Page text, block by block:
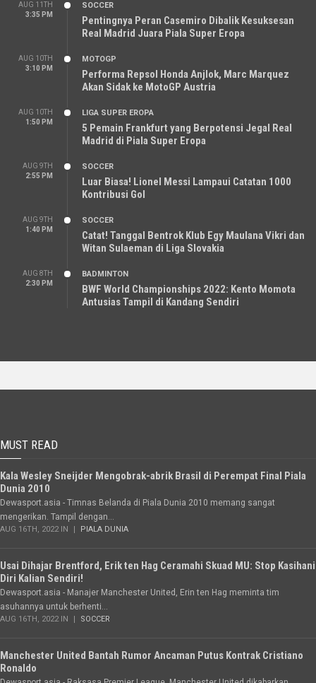
AUG 11TH
3:35 PM
SOCCER
Pentingnya Peran Casemiro Dibalik Kesuksesan
Real Madrid Juara Piala Super Eropa
AUG 10TH
3:10 PM
MOTOGP
Performa Repsol Honda Anjlok, Marc Marquez
Akan Sidak ke MotoGP Austria
AUG 10TH
1:50 PM
LIGA SUPER EROPA
5 Pemain Frankfurt yang Berpotensi Jegal Real
Madrid di Piala Super Eropa
AUG 9TH
2:55 PM
SOCCER
Luar Biasa! Lionel Messi Lampaui Catatan 1000
Kontribusi Gol
AUG 9TH
1:40 PM
SOCCER
Catat! Tanggal Bentrok Klub Egy Maulana Vikri dan
Witan Sulaeman di Liga Slovakia
AUG 8TH
2:30 PM
BADMINTON
BWF World Championships 2022: Kento Momota
Antusias Tampil di Kandang Sendiri
MUST READ
Kala Wesley Sneijder Mengobrak-abrik Brasil di Perempat Final Piala
Dunia 2010
Dewasport.asia - Timnas Belanda di Piala Dunia 2010 memang sangat
mengerikan. Tampil dengan...
AUG 16TH, 2022 IN PIALA DUNIA
Usai Dihajar Brentford, Erik ten Hag Ceramahi Skuad MU: Stop Kasihani
Diri Kalian Sendiri!
Dewasport.asia - Manajer Manchester United, Erin ten Hag meminta tim
asuhannya untuk berhenti...
AUG 16TH, 2022 IN SOCCER
Manchester United Bantah Rumor Ancaman Putus Kontrak Cristiano
Ronaldo